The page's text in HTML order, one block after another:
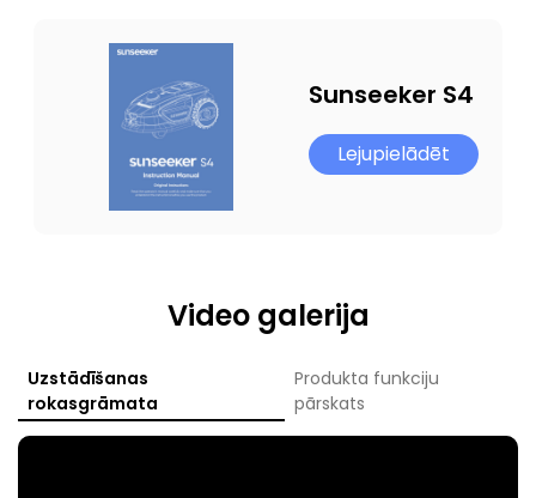
Sunseeker S4
Lejupielādēt
Video galerija
Uzstādīšanas
rokasgrāmata
Produkta funkciju
pārskats